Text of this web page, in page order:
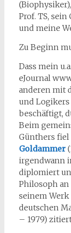
Prof. TS, sein
und meine
Zu Beginn
Dass mein
eJournal
anderen mit
und Logikers
beschäftigt,
Beim
Günthers
Goldammer
irgendwann
diplomiert
Philosoph
seinem
deutschen
– 1979)